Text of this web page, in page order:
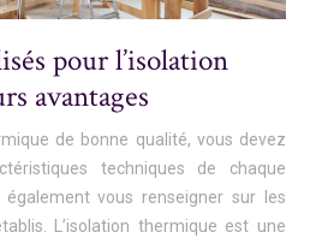
pour l’isolation
avantages
de bonne qualité, vous devez
techniques de chaque
vous renseigner sur les
L’isolation thermique est une